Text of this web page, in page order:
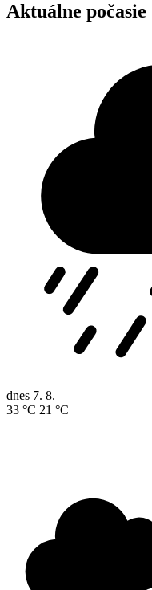
Aktuálne počasie
dnes 7. 8.
33 °C 21 °C